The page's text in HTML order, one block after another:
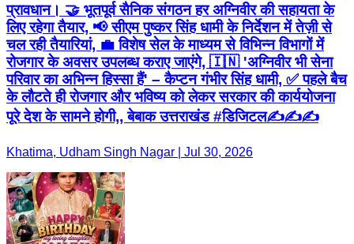
प्रावधान। 🤝 भूतपूर्व सैनिक संगठन हर अग्निवीर की सहायता के
लिए रहेगा तैयार, 📢 सीएम पुष्कर सिंह धामी के निर्देशन में तेज़ी से
चल रही तैयारियां, 💼 विशेष सेल के माध्यम से विभिन्न विभागों में
रोजगार के अवसर उपलब्ध कराए जाएंगे, 🇮🇳 'अग्निवीर भी सेना
परिवार का अभिन्न हिस्सा हैं' – कैप्टन गंभीर सिंह धामी, ✅ पहले बैच
के लौटते ही रोजगार और भविष्य को लेकर सरकार की कार्ययोजना
पूरे देश के सामने होगी,, बेबाक उत्तराखंड #डिजिटल✍️✍️✍️
Khatima, Udham Singh Nagar | Jul 30, 2026